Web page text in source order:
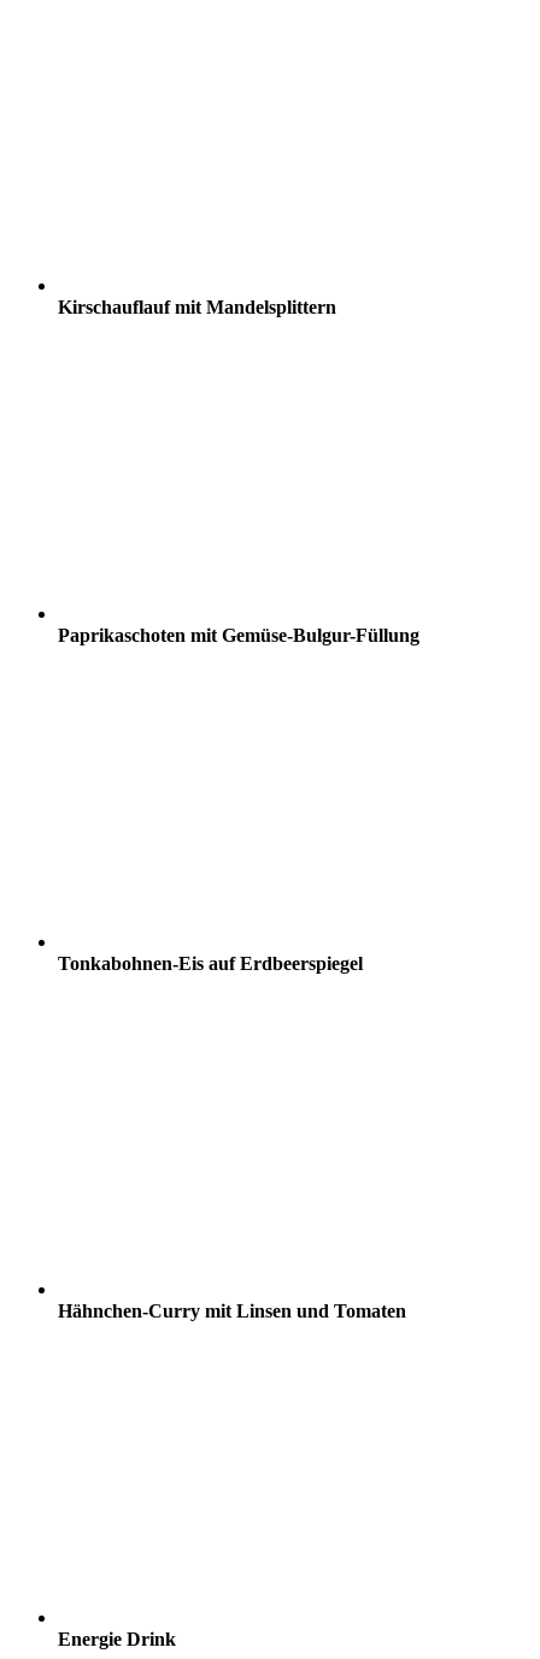
Kirschauflauf mit Mandelsplittern
Paprikaschoten mit Gemüse-Bulgur-Füllung
Tonkabohnen-Eis auf Erdbeerspiegel
Hähnchen-Curry mit Linsen und Tomaten
Energie Drink